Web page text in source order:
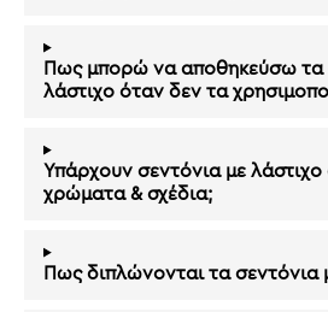
Πως μπορώ να αποθηκεύσω τα
λάστιχο όταν δεν τα
Υπάρχουν σεντόνια με
χρώματα & σχέδια;
Πως διπλώνονται τα σεντόνια